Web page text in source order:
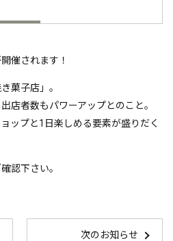
催されます！
菓子店」。
店者数もパワーアップとのこと。
ップと1日楽しめる要素が盛りだく
認下さい。
次のお知らせ